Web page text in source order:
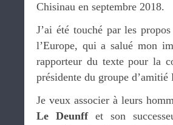
Chisinau en septembre 2018.
J’ai été touché par les
l’Europe, qui a salué mon
rapporteur du texte pour la
présidente du groupe
Je veux associer à leurs
Le Deunffet son